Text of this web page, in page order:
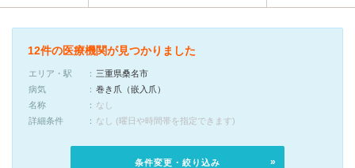
12件の医療機関が見つかりました
エリア・駅
三重県桑名市
病気
巻き爪（嵌入爪）
名称
なし
詳細条件
なし (曜日や時間帯を指定できます)
条件変更・絞り込み